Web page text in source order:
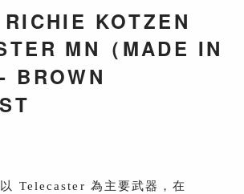
KOTZEN
MN（MADE IN
BROWN
Telecaster 為主要武器，在